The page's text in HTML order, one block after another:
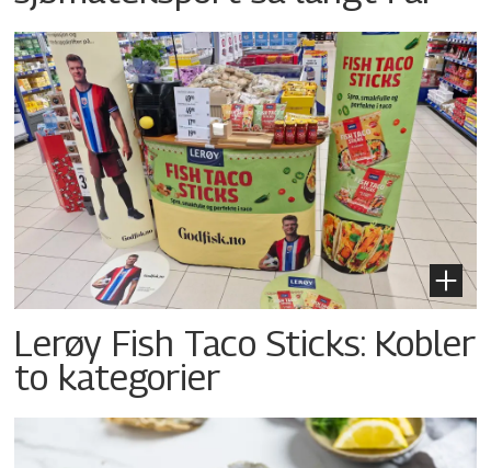
Lerøy Fish Taco Sticks: Kobler
to kategorier